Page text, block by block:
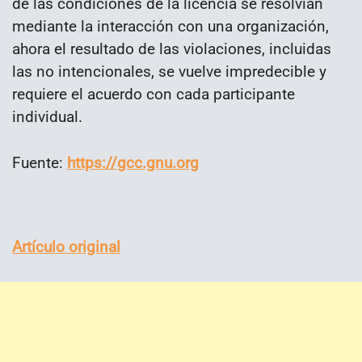
de las condiciones de la licencia se resolvían
mediante la interacción con una organización,
ahora el resultado de las violaciones, incluidas
las no intencionales, se vuelve impredecible y
requiere el acuerdo con cada participante
individual.
Fuente: https://gcc.gnu.org
Artículo original